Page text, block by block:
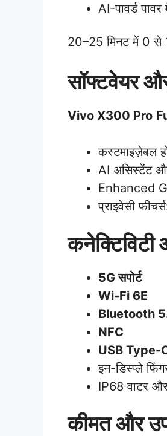
AI-पावर्ड
20–25 मिनट में 0 से
सॉफ्टवेयर
Vivo X300 Pro
कस्टमाइज़ेबल
AI असिस्टेंट और
Enhanced
प्राइवेसी
कनेक्टिविटी
5G सपोर्ट
Wi-Fi 6E
Bluetooth
NFC
USB Type-
इन-डिस्प्ले
IP68 वाटर
कीमत और